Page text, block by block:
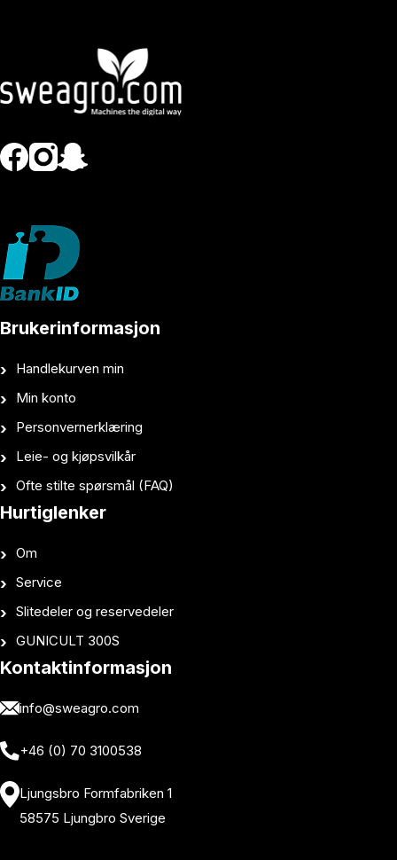
Brukerinformasjon
Handlekurven min
Min konto
Personvernerklæring
Leie- og kjøpsvilkår
Ofte stilte spørsmål (FAQ)
Hurtiglenker
Om
Service
Slitedeler og reservedeler
GUNICULT 300S
Kontaktinformasjon
info@sweagro.com
+46 (0) 70 3100538
Ljungsbro Formfabriken 1
58575 Ljungbro Sverige